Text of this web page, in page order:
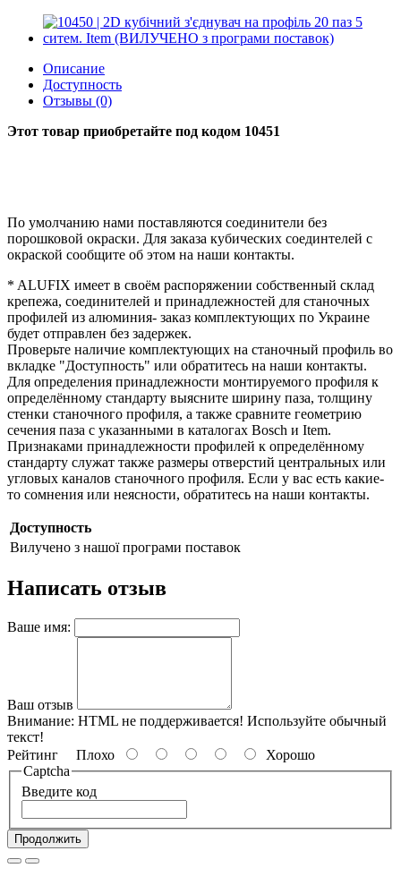
Описание
Доступность
Отзывы (0)
Этот товар приобретайте под кодом 10451
По умолчанию нами поставляются соединители без
порошковой окраски. Для заказа кубических соединтелей с
окраской сообщите об этом на наши контакты.
* ALUFIX имеет в своём распоряжении собственный склад
крепежа, соединителей и принадлежностей для станочных
профилей из алюминия- заказ комплектующих по Украине
будет отправлен без задержек.
Проверьте наличие комплектующих на станочный профиль во
вкладке "Доступность" или обратитесь на наши контакты.
Для определения принадлежности монтируемого профиля к
определённому стандарту выясните ширину паза, толщину
стенки станочного профиля, а также сравните геометрию
сечения паза с указанными в каталогах Bosch и Item.
Признаками принадлежности профилей к определённому
стандарту служат также размеры отверстий центральных или
угловых каналов станочного профиля. Если у вас есть какие-
то сомнения или неясности, обратитесь на наши контакты.
Доступность
Вилучено з нашої програми поставок
Написать отзыв
Ваше имя:
Ваш отзыв
Внимание: HTML не поддерживается! Используйте обычный
текст!
Рейтинг Плохо
Хорошо
Captcha
Введите код
Продолжить